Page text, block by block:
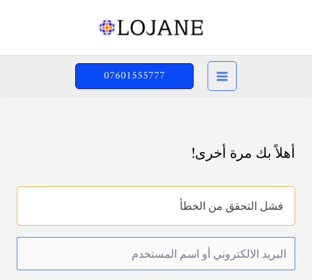
07601555777
أهلاً بك مرة أخرى!
فشل التحقق من الخطأ